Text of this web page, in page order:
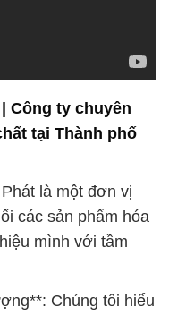
| Công ty chuyên
tại Thành phố
là một đơn vị
các sản phẩm hóa
mình với tầm
Chúng tôi hiểu